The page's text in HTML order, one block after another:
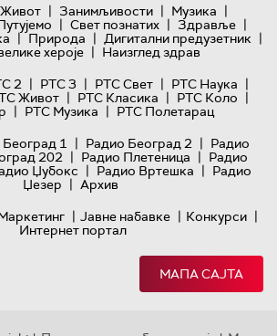
Живот | Занимљивости | Музика |
| Свет познатих | Здравље |
| Природа | Дигитални предузетник |
хероје | Наизглед здрав
2 | РТС 3 | РТС Свет | РТС Наука |
Живот | РТС Класика | РТС Коло |
| РТС Музика | РТС Полетарац
1 | Радио Београд 2 | Радио
202 | Радио Плетеница | Радио
Џубокс | Радио Вртешка | Радио
Џезер | Архив
| Јавне набавке | Конкурси |
Интернет портал
МАПА САЈТА